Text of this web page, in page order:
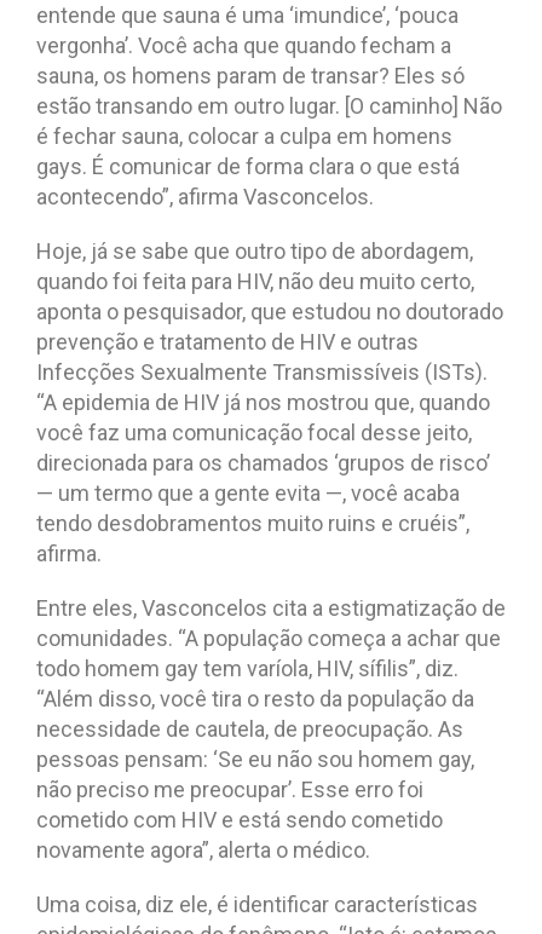
entende que sauna é uma ‘imundice’, ‘pouca
vergonha’. Você acha que quando fecham a
sauna, os homens param de transar? Eles só
estão transando em outro lugar. [O caminho] Não
é fechar sauna, colocar a culpa em homens
gays. É comunicar de forma clara o que está
acontecendo”, afirma Vasconcelos.
Hoje, já se sabe que outro tipo de abordagem,
quando foi feita para HIV, não deu muito certo,
aponta o pesquisador, que estudou no doutorado
prevenção e tratamento de HIV e outras
Infecções Sexualmente Transmissíveis (ISTs).
“A epidemia de HIV já nos mostrou que, quando
você faz uma comunicação focal desse jeito,
direcionada para os chamados ‘grupos de risco’
— um termo que a gente evita —, você acaba
tendo desdobramentos muito ruins e cruéis”,
afirma.
Entre eles, Vasconcelos cita a estigmatização de
comunidades. “A população começa a achar que
todo homem gay tem varíola, HIV, sífilis”, diz.
“Além disso, você tira o resto da população da
necessidade de cautela, de preocupação. As
pessoas pensam: ‘Se eu não sou homem gay,
não preciso me preocupar’. Esse erro foi
cometido com HIV e está sendo cometido
novamente agora”, alerta o médico.
Uma coisa, diz ele, é identificar características